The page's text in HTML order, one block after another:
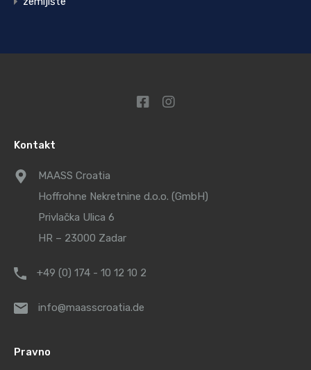
Kontakt
MAASS Croatia
Hoffrohne Nekretnine d.o.o. (GmbH)
Privlačka Ulica 6
HR – 23000 Zadar
+49 (0) 174 - 10 12 10 2
info@maasscroatia.de
Pravno